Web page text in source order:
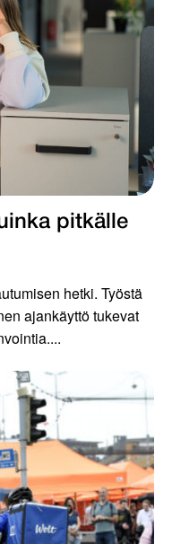
pitkälle
hetki. Työstä
ajankäyttö tukevat